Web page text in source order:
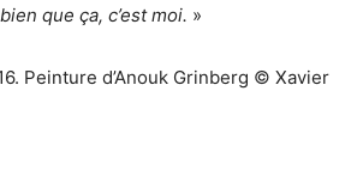
que ça, c’est moi. »
Peinture d’Anouk Grinberg © Xavier